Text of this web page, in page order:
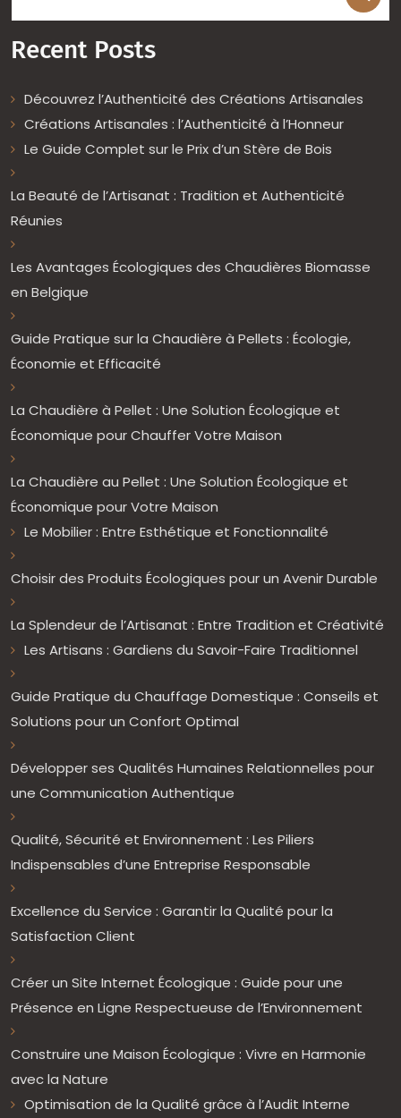
Recent Posts
Découvrez l’Authenticité des Créations Artisanales
Créations Artisanales : l’Authenticité à l’Honneur
Le Guide Complet sur le Prix d’un Stère de Bois
La Beauté de l’Artisanat : Tradition et Authenticité
Réunies
Les Avantages Écologiques des Chaudières Biomasse
en Belgique
Guide Pratique sur la Chaudière à Pellets : Écologie,
Économie et Efficacité
La Chaudière à Pellet : Une Solution Écologique et
Économique pour Chauffer Votre Maison
La Chaudière au Pellet : Une Solution Écologique et
Économique pour Votre Maison
Le Mobilier : Entre Esthétique et Fonctionnalité
Choisir des Produits Écologiques pour un Avenir Durable
La Splendeur de l’Artisanat : Entre Tradition et Créativité
Les Artisans : Gardiens du Savoir-Faire Traditionnel
Guide Pratique du Chauffage Domestique : Conseils et
Solutions pour un Confort Optimal
Développer ses Qualités Humaines Relationnelles pour
une Communication Authentique
Qualité, Sécurité et Environnement : Les Piliers
Indispensables d’une Entreprise Responsable
Excellence du Service : Garantir la Qualité pour la
Satisfaction Client
Créer un Site Internet Écologique : Guide pour une
Présence en Ligne Respectueuse de l’Environnement
Construire une Maison Écologique : Vivre en Harmonie
avec la Nature
Optimisation de la Qualité grâce à l’Audit Interne